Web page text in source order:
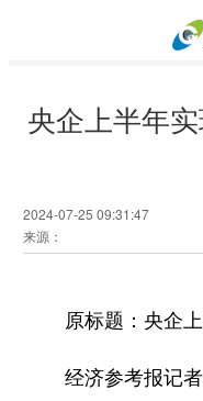
央企上半年
2024-07-25 09:31:47
来源：
原标题：央企
经济参考报记